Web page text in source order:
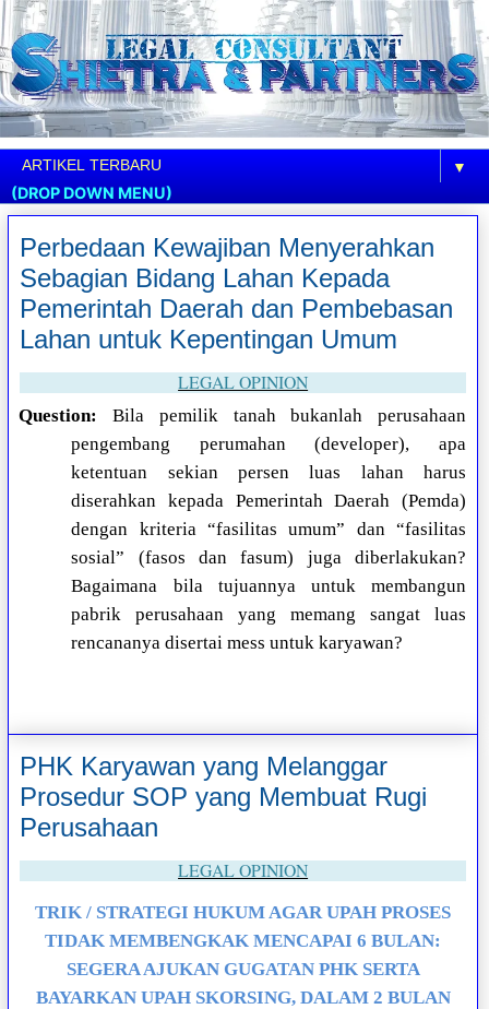
▼
(DROP DOWN MENU)
Perbedaan Kewajiban Menyerahkan
Sebagian Bidang Lahan Kepada
Pemerintah Daerah dan Pembebasan
Lahan untuk Kepentingan Umum
LEGAL OPINION
Question:
Bila pemilik tanah bukanlah perusahaan
pengembang perumahan (developer), apa
ketentuan sekian persen luas lahan harus
diserahkan kepada Pemerintah Daerah (Pemda)
dengan kriteria “fasilitas umum” dan “fasilitas
sosial” (fasos dan fasum) juga diberlakukan?
Bagaimana bila tujuannya untuk membangun
pabrik perusahaan yang memang sangat luas
rencananya disertai mess untuk karyawan?
PHK Karyawan yang Melanggar
Prosedur SOP yang Membuat Rugi
Perusahaan
LEGAL OPINION
TRIK / STRATEGI HUKUM AGAR UPAH PROSES
TIDAK MEMBENGKAK MENCAPAI 6 BULAN:
SEGERA AJUKAN GUGATAN PHK SERTA
BAYARKAN UPAH SKORSING, DALAM 2 BULAN